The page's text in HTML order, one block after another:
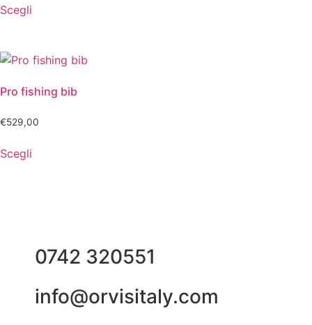
Scegli
Pro fishing bib
€529,00
Scegli
0742 320551
info@orvisitaly.com